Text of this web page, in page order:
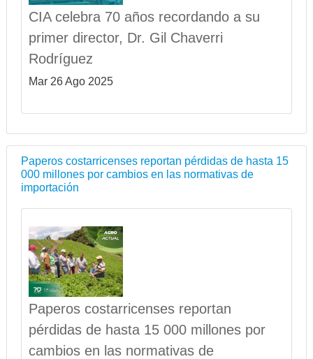
CIA celebra 70 años recordando a su
primer director, Dr. Gil Chaverri
Rodríguez
Mar 26 Ago 2025
Paperos costarricenses reportan pérdidas de hasta 15
000 millones por cambios en las normativas de
importación
Paperos costarricenses reportan
pérdidas de hasta 15 000 millones por
cambios en las normativas de